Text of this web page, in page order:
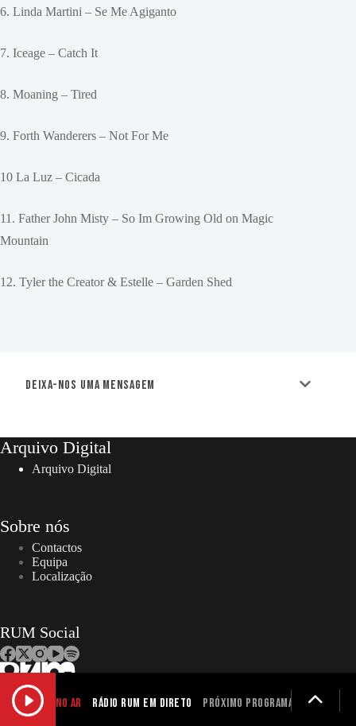
6. Linda Martini – Se Me Agiganto
7. Iceage – Catch It
8. Moaning – Tired
9. Forth Wanderers – Not For Me
10 La Luz – Cicada
11. Father John Misty – So Im Growing Old on Magic
Mountain
12. Tyler the Creator & Estelle – Garden Shed
Deixa-nos uma mensagem
Arquivo Digital
Arquivo Digital
Sobre nós
Contactos
Equipa
Localização
RUM Social
Copyright © 2026 – RUM | Todos os direitos reservados. |
Designed and developed by Gen Design Studio
NO AR Rádio RUM em Direto Próximo programa não definido